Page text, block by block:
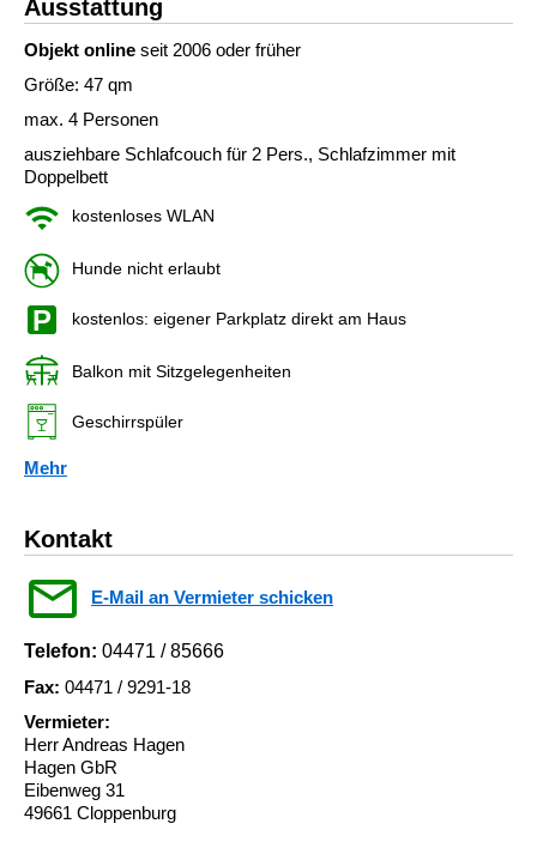
Ausstattung
Objekt online seit 2006 oder früher
Größe: 47 qm
max. 4 Personen
ausziehbare Schlafcouch für 2 Pers., Schlafzimmer mit
Doppelbett
kostenloses WLAN
Hunde nicht erlaubt
kostenlos: eigener Parkplatz direkt am Haus
Balkon mit Sitzgelegenheiten
Geschirrspüler
Mehr
Kontakt
E-Mail an Vermieter schicken
Telefon: 04471 / 85666
Fax: 04471 / 9291-18
Vermieter:
Herr Andreas Hagen
Hagen GbR
Eibenweg 31
49661 Cloppenburg